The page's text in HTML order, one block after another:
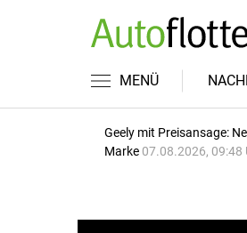
MENÜ
Geely mit Preisansage:
Marke 07.08.2026, 09:48